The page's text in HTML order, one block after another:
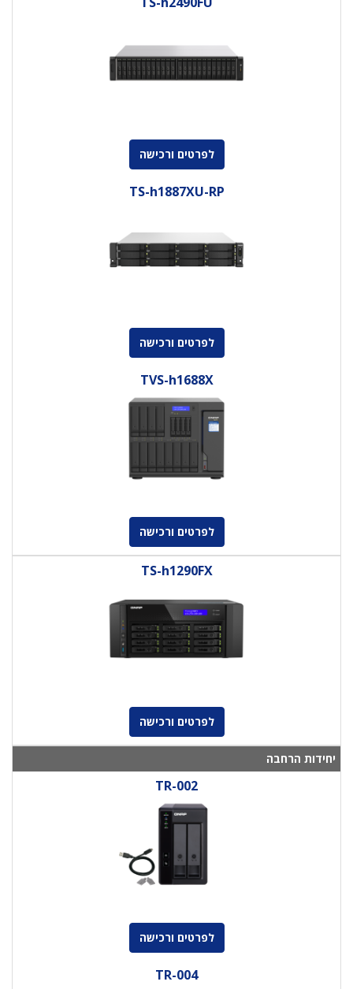
לפרטים ורכישה
TS-h1887XU-RP
לפרטים ורכישה
TVS-h1688X
לפרטים ורכישה
TS-h1290FX
לפרטים ורכישה
יחידות הרחבה
TR-002
לפרטים ורכישה
TR-004